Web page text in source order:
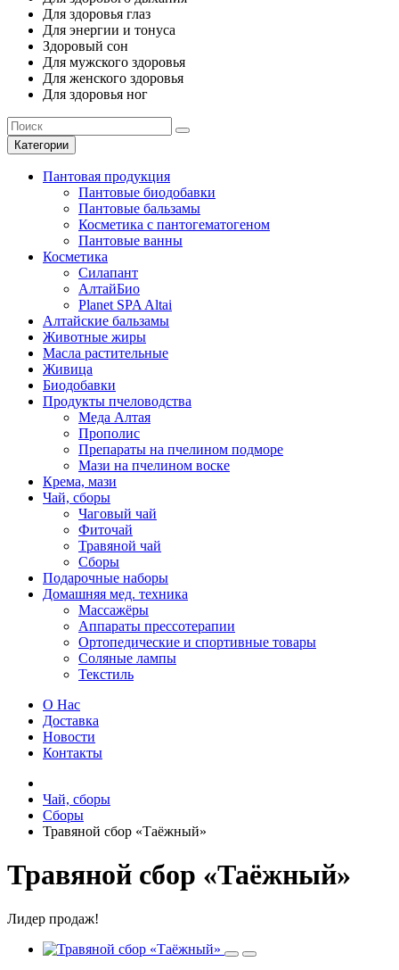
Для здоровья глаз
Для энергии и тонуса
Здоровый сон
Для мужского здоровья
Для женского здоровья
Для здоровья ног
Категории
Пантовая продукция
Пантовые биодобавки
Пантовые бальзамы
Косметика с пантогематогеном
Пантовые ванны
Косметика
Силапант
АлтайБио
Planet SPA Altai
Алтайские бальзамы
Животные жиры
Масла растительные
Живица
Биодобавки
Продукты пчеловодства
Меда Алтая
Прополис
Препараты на пчелином подморе
Мази на пчелином воске
Крема, мази
Чай, сборы
Чаговый чай
Фиточай
Травяной чай
Сборы
Подарочные наборы
Домашняя мед. техника
Массажёры
Аппараты прессотерапии
Ортопедические и спортивные товары
Соляные лампы
Текстиль
О Нас
Доставка
Новости
Контакты
Чай, сборы
Сборы
Травяной сбор «Таёжный»
Травяной сбор «Таёжный»
Лидер продаж!